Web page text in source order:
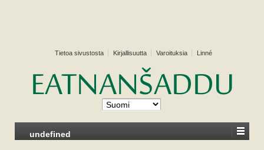
Tietoa sivustosta Kirjallisuutta Varoituksia Linné
undefined